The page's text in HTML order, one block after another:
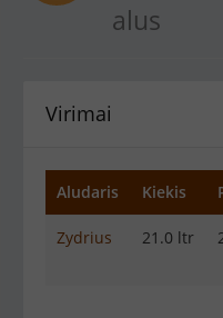
alus
Virimai
Aludaris Kiekis
Zydrius 21.0 ltr